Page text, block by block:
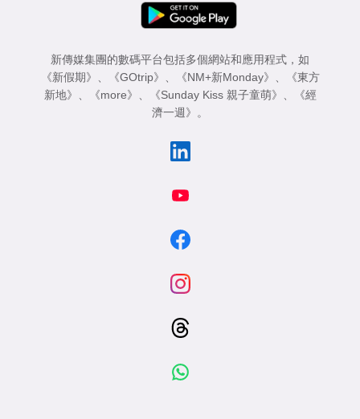
新傳媒集團的數碼平台包括多個網站和應用程式，如
《新假期》
《GOtrip》 《NM+新Monday》
《東方
新地》
《more》 《Sunday Kiss 親子童萌》
《經
濟一週》
。